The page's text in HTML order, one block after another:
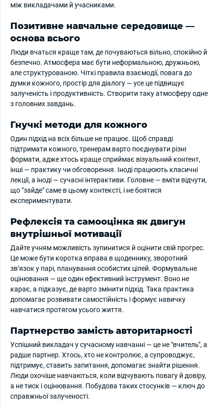
між викладачами й учасниками.
Позитивне навчальне середовище —
основа всього
Люди вчаться краще там, де почуваються вільно, спокійно й
безпечно. Атмосфера має бути неформальною, дружньою,
але структурованою. Чіткі правила взаємодії, повага до
думки кожного, простір для діалогу — усе це підвищує
залученість і продуктивність. Створити таку атмосферу одне
з головних завдань.
Гнучкі методи для кожного
Один підхід на всіх більше не працює. Щоб справді
підтримати кожного, тренерам варто поєднувати різні
формати, адже хтось краще сприймає візуальний контент,
інші — практику чи обговорення. Іноді працюють класичні
лекції, а іноді — сучасні інтерактиви. Головне — вміти відчути,
що "зайде" саме в цьому контексті, і не боятися
експериментувати.
Рефлексія та самооцінка як двигун
внутрішньої мотивації
Дайте учням можливість зупинитися й оцінити свій прогрес.
Це може бути коротка вправа в щоденнику, зворотний
зв’язок у парі, планування особистих цілей. Формувальне
оцінювання — ще один ефективний інструмент. Воно не
карає, а підказує, де варто змінити підхід. Така практика
допомагає розвивати самостійність і формує навичку
навчатися протягом усього життя.
Партнерство замість авторитарності
Успішний викладач у сучасному навчанні — це не "вчитель", а
радше партнер. Хтось, хто не контролює, а супроводжує,
підтримує, ставить запитання, допомагає знайти рішення.
Люди охочіше навчаються, коли відчувають повагу й довіру,
а не тиск і оцінювання. Побудова таких стосунків — ключ до
справжньої залученості.